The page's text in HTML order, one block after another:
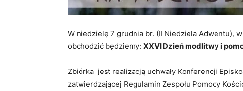
W niedzielę 7 grudnia br. (II Niedziela Adwentu),
obchodzić będziemy: XXVI Dzień modlitwy i
Zbiórka jest realizacją uchwały Konferencji
zatwierdzającej Regulamin Zespołu Pomocy